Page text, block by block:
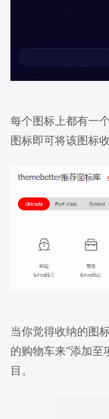
每个图标上都有一
图标即可将该图标收
当你觉得收纳的图
的购物车来“添加至
目。